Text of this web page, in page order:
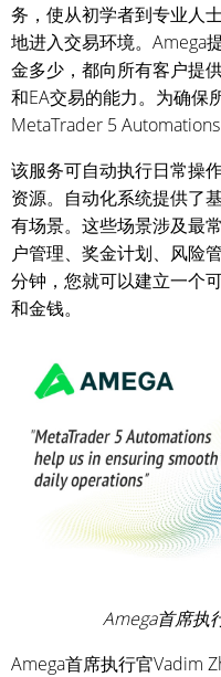
务，使从初学者到专业人
地进入交易环境。Amega
金多少，都向所有客户提
和EA交易的能力。为确保
MetaTrader 5
该服务可自动执行日常操
资源。自动化系统提供了
有场景。这些场景涉及最
户管理、奖金计划、风险
分钟，您就可以建立一个
和金钱。
Amega首席执
Amega首席执行官Vadim